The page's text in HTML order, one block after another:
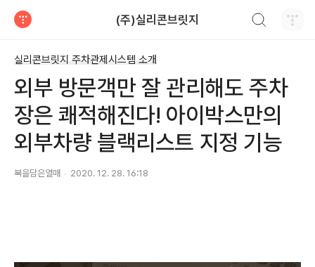
(주)실리콘브릿지
실리콘브릿지 주차관제시스템 소개
외부 방문객만 잘 관리해도 주차
장은 쾌적해진다! 아이박스만의
외부차량 블랙리스트 지정 기능
복을담은열매 2020. 12. 28. 16:18